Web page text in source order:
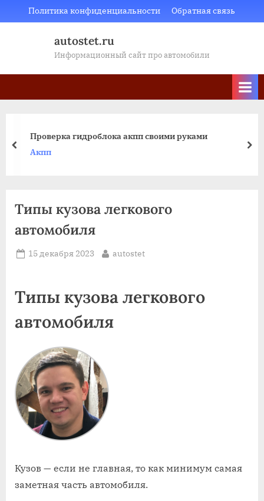
to
Политика конфиденциальности Обратная связь
autostet.ru
Информационный сайт про автомобили
Масло ликви моли в мкпп лада веста
Мкпп
пред
Типы кузова легкового
автомобиля
Posted
15 декабря 2023 By
autostet
Типы кузова легкового
автомобиля
Кузов — если не главная, то как минимум самая
заметная часть автомобиля.